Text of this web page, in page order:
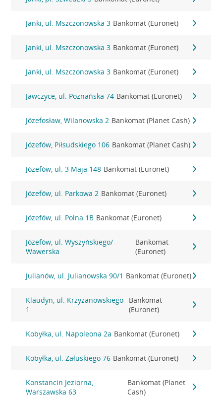
Janki, ul. Mszczonowska 3 Bankomat (Euronet)
Janki, ul. Mszczonowska 3 Bankomat (Euronet)
Janki, ul. Mszczonowska 3 Bankomat (Euronet)
Jawczyce, ul. Poznańska 74 Bankomat (Euronet)
Józefosław, Wilanowska 2 Bankomat (Planet Cash)
Józefów, Piłsudskiego 106 Bankomat (Planet Cash)
Józefów, ul. 3 Maja 148 Bankomat (Euronet)
Józefów, ul. Parkowa 2 Bankomat (Euronet)
Józefów, ul. Polna 1B Bankomat (Euronet)
Józefów, ul. Wyszyńskiego/
Wawerska
Bankomat
(Euronet)
Julianów, ul. Julianowska 90/1 Bankomat (Euronet)
Klaudyn, ul. Krzyżanowskiego
1
Bankomat
(Euronet)
Kobyłka, ul. Napoleona 2a Bankomat (Euronet)
Kobyłka, ul. Załuskiego 76 Bankomat (Euronet)
Konstancin Jeziorna,
Warszawska 63
Bankomat (Planet
Cash)